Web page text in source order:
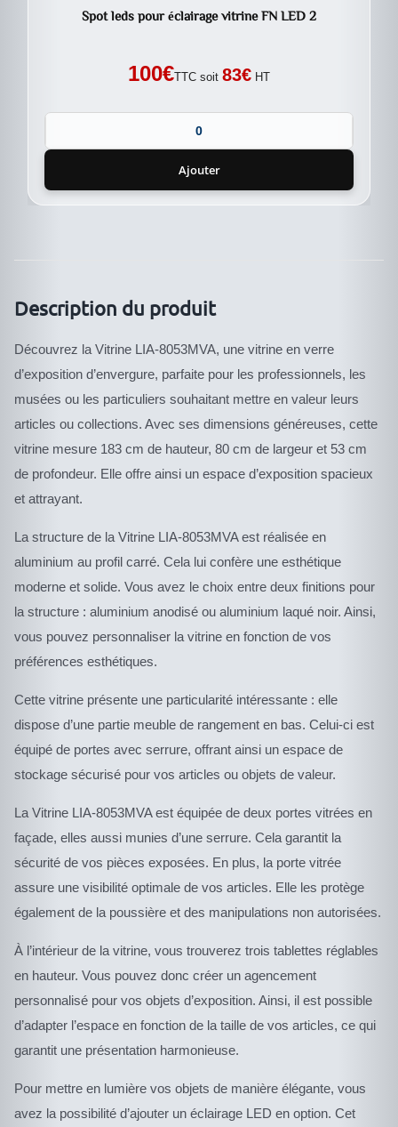
Spot leds pour éclairage vitrine FN LED 2
100€TTC soit 83€ HT
Ajouter
Description du produit
Découvrez la Vitrine LIA-8053MVA, une vitrine en verre
d’exposition d’envergure, parfaite pour les professionnels, les
musées ou les particuliers souhaitant mettre en valeur leurs
articles ou collections. Avec ses dimensions généreuses, cette
vitrine mesure 183 cm de hauteur, 80 cm de largeur et 53 cm
de profondeur. Elle offre ainsi un espace d’exposition spacieux
et attrayant.
La structure de la Vitrine LIA-8053MVA est réalisée en
aluminium au profil carré. Cela lui confère une esthétique
moderne et solide. Vous avez le choix entre deux finitions pour
la structure : aluminium anodisé ou aluminium laqué noir. Ainsi,
vous pouvez personnaliser la vitrine en fonction de vos
préférences esthétiques.
Cette vitrine présente une particularité intéressante : elle
dispose d’une partie meuble de rangement en bas. Celui-ci est
équipé de portes avec serrure, offrant ainsi un espace de
stockage sécurisé pour vos articles ou objets de valeur.
La Vitrine LIA-8053MVA est équipée de deux portes vitrées en
façade, elles aussi munies d’une serrure. Cela garantit la
sécurité de vos pièces exposées. En plus, la porte vitrée
assure une visibilité optimale de vos articles. Elle les protège
également de la poussière et des manipulations non autorisées.
À l’intérieur de la vitrine, vous trouverez trois tablettes réglables
en hauteur. Vous pouvez donc créer un agencement
personnalisé pour vos objets d’exposition. Ainsi, il est possible
d’adapter l’espace en fonction de la taille de vos articles, ce qui
garantit une présentation harmonieuse.
Pour mettre en lumière vos objets de manière élégante, vous
avez la possibilité d’ajouter un éclairage LED en option. Cet